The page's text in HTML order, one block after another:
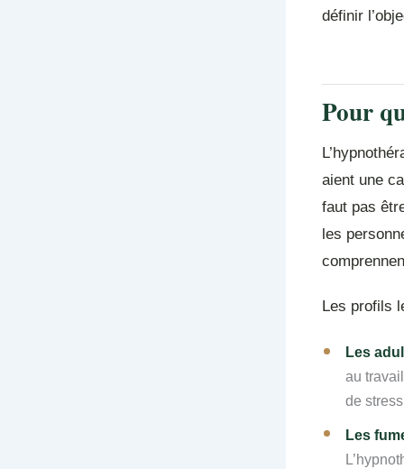
définir
Pour
aient une
faut pas
les
Les profils
Les
au
de
Les